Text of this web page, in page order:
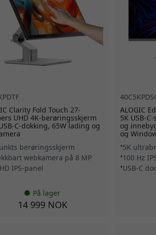
Clarity Fold Touch 27-
UHD 4K-berøringsskjerm
C-dokking, 65W lading og
berøringsskjerm
webkamera på 8 MP
IPS-panel
På lager
14 999 NOK
ALOGIC
5K USB-
og
og
5K
100 Hz
USB-C